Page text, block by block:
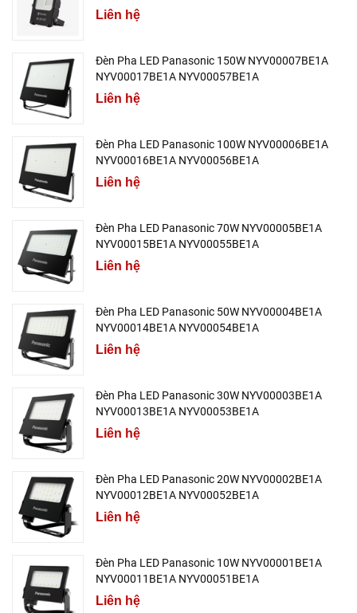
Liên hệ
Đèn Pha LED Panasonic 150W NYV00007BE1A
NYV00017BE1A NYV00057BE1A
Liên hệ
Đèn Pha LED Panasonic 100W NYV00006BE1A
NYV00016BE1A NYV00056BE1A
Liên hệ
Đèn Pha LED Panasonic 70W NYV00005BE1A
NYV00015BE1A NYV00055BE1A
Liên hệ
Đèn Pha LED Panasonic 50W NYV00004BE1A
NYV00014BE1A NYV00054BE1A
Liên hệ
Đèn Pha LED Panasonic 30W NYV00003BE1A
NYV00013BE1A NYV00053BE1A
Liên hệ
Đèn Pha LED Panasonic 20W NYV00002BE1A
NYV00012BE1A NYV00052BE1A
Liên hệ
Đèn Pha LED Panasonic 10W NYV00001BE1A
NYV00011BE1A NYV00051BE1A
Liên hệ